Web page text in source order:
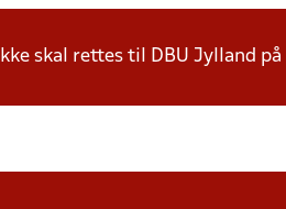
skal rettes til DBU Jylland på